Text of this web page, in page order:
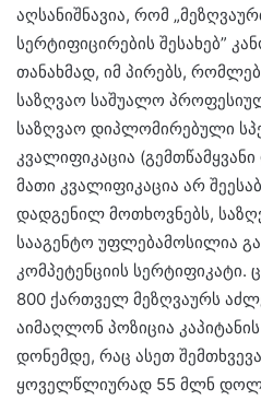
აღსანიშნავია, რომ
სერტიფიცირების შესახებ”
თანახმად, იმ პირებს,
საზღვაო საშუალო
საზღვაო დიპლომირებული
კვალიფიკაცია
მათი კვალიფიკაცია არ
დადგენილ მოთხოვნებს,
სააგენტო უფლებამოსილია
კომპეტენციის
800 ქართველ მეზღვაურს
აიმაღლონ პოზიცია
დონემდე, რაც ასეთ
ყოველწლიურად 55 მლნ